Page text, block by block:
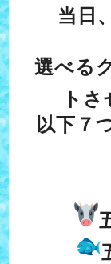
当日、
選べる
ト
以下７